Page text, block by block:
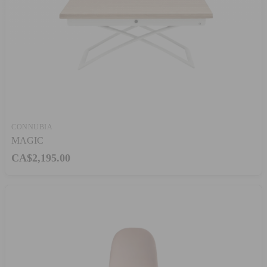
CONNUBIA
MAGIC
CA$2,195.00